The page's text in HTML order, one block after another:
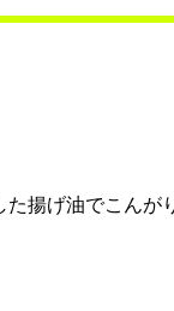
揚げ油でこんが